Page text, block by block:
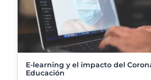
E-learning y el impacto del
Educación